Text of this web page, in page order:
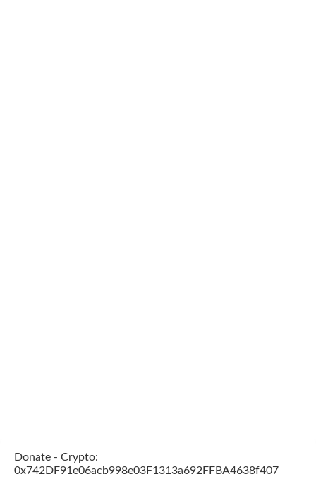
Donate - Crypto:
0x742DF91e06acb998e03F1313a692FFBA4638f407